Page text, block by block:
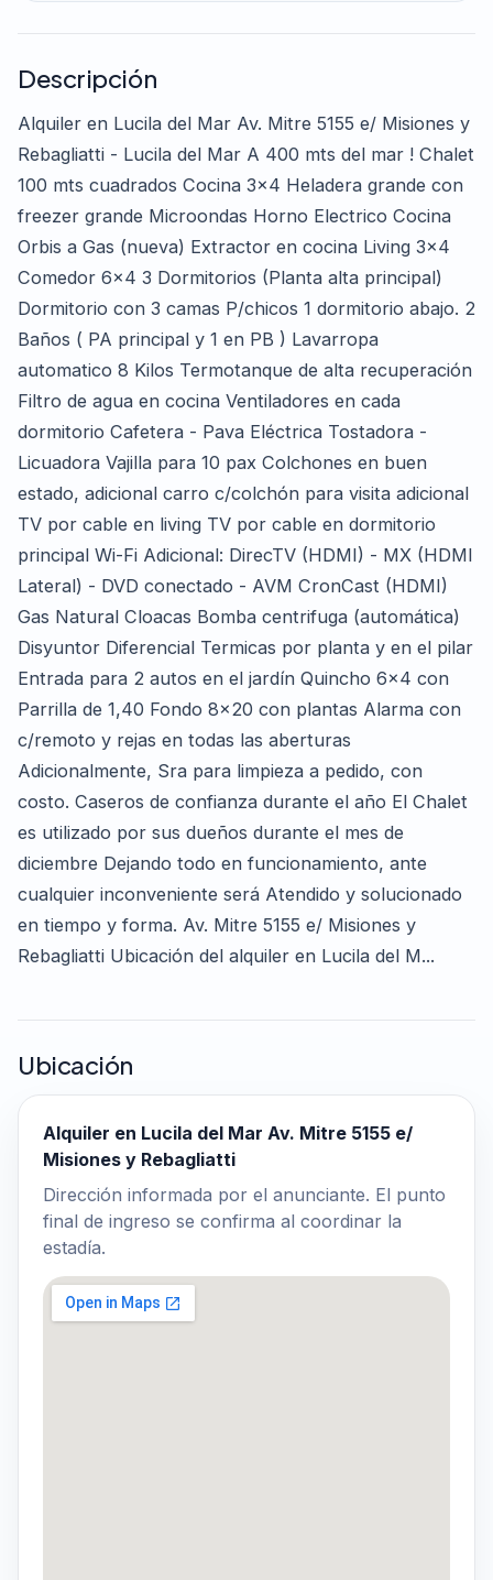
Descripción
Alquiler en Lucila del Mar Av. Mitre 5155 e/ Misiones y
Rebagliatti - Lucila del Mar A 400 mts del mar ! Chalet
100 mts cuadrados Cocina 3x4 Heladera grande con
freezer grande Microondas Horno Electrico Cocina
Orbis a Gas (nueva) Extractor en cocina Living 3x4
Comedor 6x4 3 Dormitorios (Planta alta principal)
Dormitorio con 3 camas P/chicos 1 dormitorio abajo. 2
Baños ( PA principal y 1 en PB ) Lavarropa
automatico 8 Kilos Termotanque de alta recuperación
Filtro de agua en cocina Ventiladores en cada
dormitorio Cafetera - Pava Eléctrica Tostadora -
Licuadora Vajilla para 10 pax Colchones en buen
estado, adicional carro c/colchón para visita adicional
TV por cable en living TV por cable en dormitorio
principal Wi-Fi Adicional: DirecTV (HDMI) - MX (HDMI
Lateral) - DVD conectado - AVM CronCast (HDMI)
Gas Natural Cloacas Bomba centrifuga (automática)
Disyuntor Diferencial Termicas por planta y en el pilar
Entrada para 2 autos en el jardín Quincho 6x4 con
Parrilla de 1,40 Fondo 8x20 con plantas Alarma con
c/remoto y rejas en todas las aberturas
Adicionalmente, Sra para limpieza a pedido, con
costo. Caseros de confianza durante el año El Chalet
es utilizado por sus dueños durante el mes de
diciembre Dejando todo en funcionamiento, ante
cualquier inconveniente será Atendido y solucionado
en tiempo y forma. Av. Mitre 5155 e/ Misiones y
Rebagliatti Ubicación del alquiler en Lucila del M...
Ubicación
Alquiler en Lucila del Mar Av. Mitre 5155 e/
Misiones y Rebagliatti
Dirección informada por el anunciante. El punto
final de ingreso se confirma al coordinar la
estadía.